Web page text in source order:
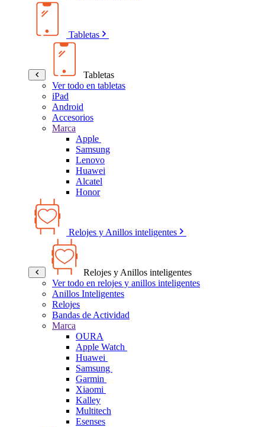
Tabletas
Tabletas
Ver todo en tabletas
iPad
Android
Accesorios
Marca
Apple
Samsung
Lenovo
Huawei
Alcatel
Honor
Relojes y Anillos inteligentes
Relojes y Anillos inteligentes
Ver todo en relojes y anillos inteligentes
Anillos Inteligentes
Relojes
Bandas de Actividad
Marca
OURA
Apple Watch
Huawei
Samsung
Garmin
Xiaomi
Kalley
Multitech
Esenses